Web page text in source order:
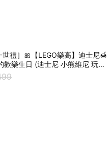
世禮］🎀【LEGO樂高】迪士尼🍯
樂生日 (迪士尼 小熊維尼 玩具